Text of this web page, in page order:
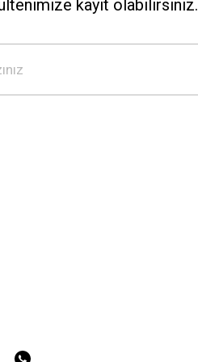
kayıt olabilirsiniz.